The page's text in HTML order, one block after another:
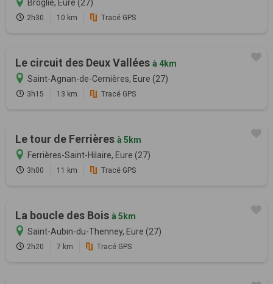
Broglie, Eure (27)
2h30 10 km Tracé GPS
Le circuit des Deux Vallées à 4km
Saint-Agnan-de-Cernières, Eure (27)
3h15 13 km Tracé GPS
Le tour de Ferrières à 5km
Ferrières-Saint-Hilaire, Eure (27)
3h00 11 km Tracé GPS
La boucle des Bois à 5km
Saint-Aubin-du-Thenney, Eure (27)
2h20 7 km Tracé GPS